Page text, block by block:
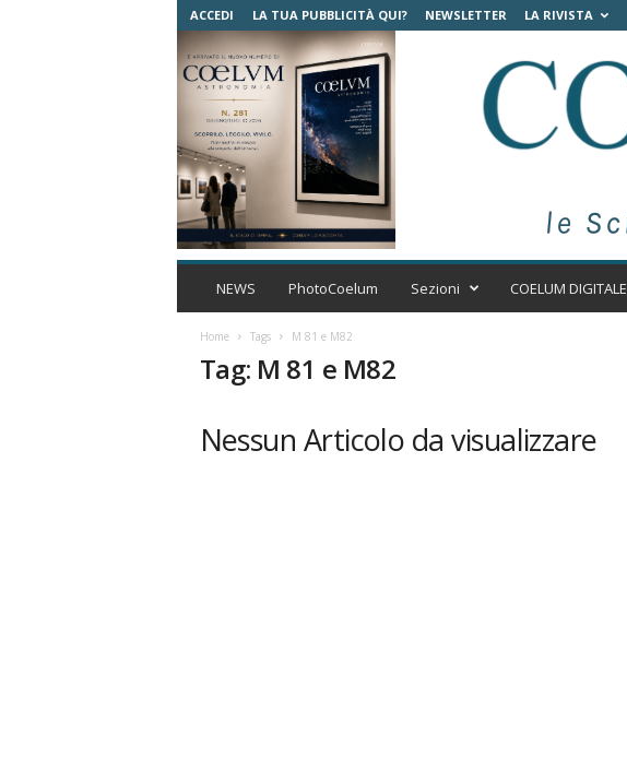
ACCEDI LA TUA PUBBLICITÀ QUI? NEWSLETTER LA RIVISTA
C
m
t
NEWS PhotoCoelum Sezioni COELUM DIGITALE
Home Tags M 81 e M82
Tag: M 81 e M82
Nessun Articolo da visualizzare